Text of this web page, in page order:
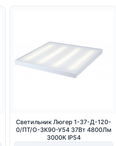
Светильник Люгер 1-37-Д-120-
0/ПТ/О-3К90-У54 37Вт 4800Лм
3000К IP54